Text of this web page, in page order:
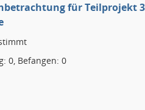
für Teilprojekt
0, Befangen: 0